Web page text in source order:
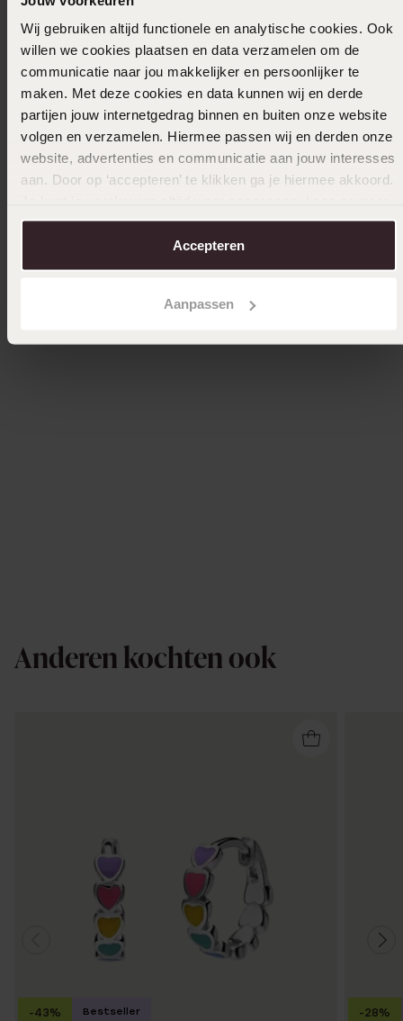
Wij gebruiken altijd functionele en analytische cookies. Ook
willen we cookies plaatsen en data verzamelen om de
communicatie naar jou makkelijker en persoonlijker te
maken. Met deze cookies en data kunnen wij en derde
partijen jouw internetgedrag binnen en buiten onze website
volgen en verzamelen. Hiermee passen wij en derden onze
website, advertenties en communicatie aan jouw interesses
aan. Door op ‘accepteren’ te klikken ga je hiermee akkoord.
over in onscookiebeleid.
Accepteren
Aanpassen
Stainless steel ring met zwarte agaat
-33% Waterproof -38%
Anderen kochten ook
-43% Bestseller -28%